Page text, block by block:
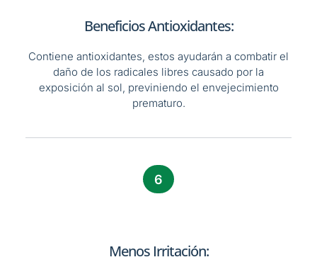
Beneficios Antioxidantes:
Contiene antioxidantes, estos ayudarán a combatir el
daño de los radicales libres causado por la
exposición al sol, previniendo el envejecimiento
prematuro.
6
Menos Irritación: